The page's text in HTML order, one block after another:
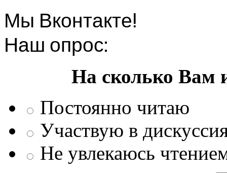
Мы Вконтакте!
Наш опрос:
На сколько Вам
Постоянно читаю
Участвую в
Не увлекаюсь